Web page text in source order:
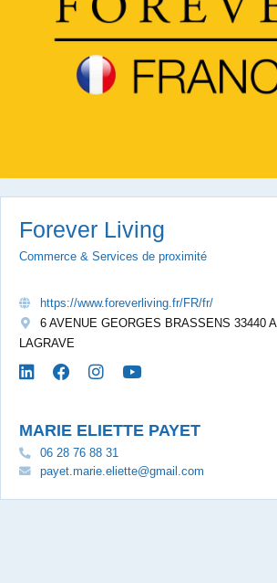
Forever Living
Commerce & Services de proximité
https://www.foreverliving.fr/FR/fr/
6 AVENUE GEORGES BRASSENS 33440
LAGRAVE
MARIE ELIETTE PAYET
06 28 76 88 31
payet.marie.eliette@gmail.com